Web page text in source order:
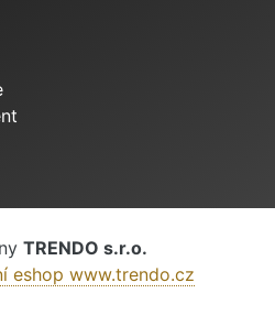
TRENDO s.r.o.
eshop www.trendo.cz